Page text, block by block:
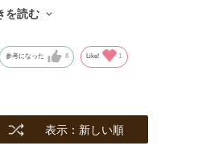
のコメントで気付いてくれる人が
を読む
参考になった 8 Like! 1
表示：新しい順